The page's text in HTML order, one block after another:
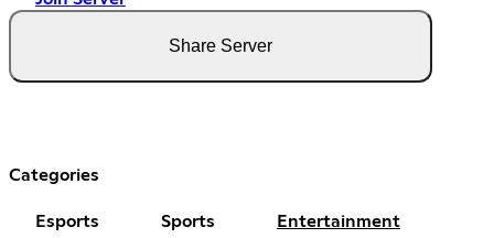
Share Server
Categories
Esports Sports Entertainment